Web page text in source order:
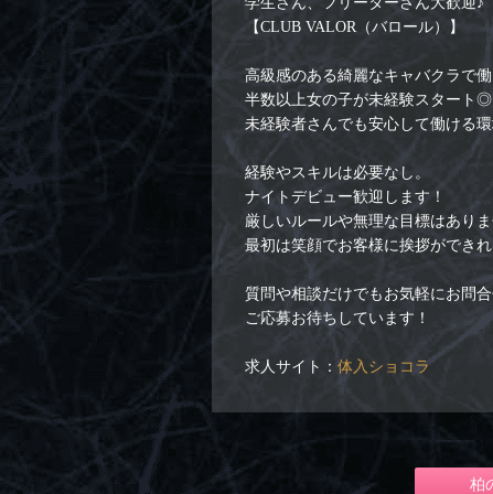
【CLUB VALOR（バロール）】
高級感のある綺麗なキャバクラで
半数以上女の子が未経験スタート◎
未経験者さんでも安心して働ける
経験やスキルは必要なし。
ナイトデビュー歓迎します！
厳しいルールや無理な目標はありま
最初は笑顔でお客様に挨拶ができ
質問や相談だけでもお気軽にお問
ご応募お待ちしています！
求人サイト： 体入ショコラ
柏